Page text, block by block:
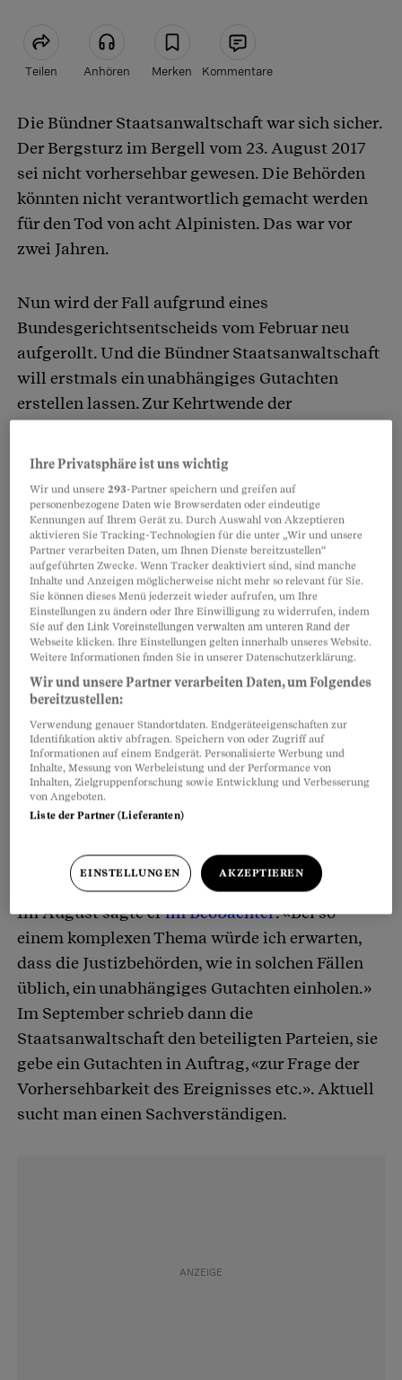
Teilen Anhören Merken Kommentare
Artikel teilen
Die Bündner Staatsanwaltschaft war sich sicher.
Der Bergsturz im Bergell vom 23. August 2017
sei nicht vorhersehbar gewesen. Die Behörden
könnten nicht verantwortlich gemacht werden
für den Tod von acht Alpinisten. Das war vor
zwei Jahren.
Nun wird der Fall aufgrund eines
Bundesgerichtsentscheids vom Februar neu
aufgerollt. Und die Bündner Staatsanwaltschaft
will erstmals ein unabhängiges Gutachten
erstellen lassen. Zur Kehrtwende der
von Jürg Schweizer beigetragen, Leiter des
Lawinenforschung.
Partnerinhalte
erfolglos
Im August sagte erim Beobachter: «Bei so
einem komplexen Thema würde ich erwarten,
dass die Justizbehörden, wie in solchen Fällen
üblich, ein unabhängiges Gutachten einholen.»
Im September schrieb dann die
Staatsanwaltschaft den beteiligten Parteien, sie
gebe ein Gutachten in Auftrag, «zur Frage der
Vorhersehbarkeit des Ereignisses etc.». Aktuell
sucht man einen Sachverständigen.
Ihre Privatsphäre ist uns wichtig
Wir und unsere293-Partner speichern und greifen auf
personenbezogene Daten wie Browserdaten oder eindeutige
Kennungen auf Ihrem Gerät zu. Durch Auswahl von Akzeptieren
aktivieren Sie Tracking-Technologien für die unter „Wir und unsere
Partner verarbeiten Daten, um Ihnen Dienste bereitzustellen“
aufgeführten Zwecke. Wenn Tracker deaktiviert sind, sind manche
Inhalte und Anzeigen möglicherweise nicht mehr so relevant für Sie.
Sie können dieses Menü jederzeit wieder aufrufen, um Ihre
Einstellungen zu ändern oder Ihre Einwilligung zu widerrufen, indem
Sie auf den Link Voreinstellungen verwalten am unteren Rand der
Webseite klicken. Ihre Einstellungen gelten innerhalb unseres Website.
Weitere Informationen finden Sie in unserer Datenschutzerklärung.
Wir und unsere Partner verarbeiten Daten, um Folgendes
bereitzustellen:
Verwendung genauer Standortdaten. Endgeräteeigenschaften zur
Identifikation aktiv abfragen. Speichern von oder Zugriff auf
Informationen auf einem Endgerät. Personalisierte Werbung und
Inhalte, Messung von Werbeleistung und der Performance von
Inhalten, Zielgruppenforschung sowie Entwicklung und Verbesserung
von Angeboten.
Liste der Partner (Lieferanten)
EINSTELLUNGEN AKZEPTIEREN